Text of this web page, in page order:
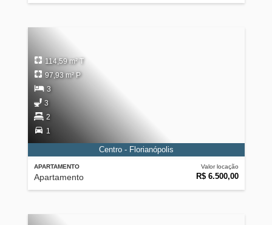
APARTAMENTO
Apartamento
Valor locação
R$ 6.500,00
114,59 m² T
97,93 m² P
3
3
2
1
Centro - Florianópolis